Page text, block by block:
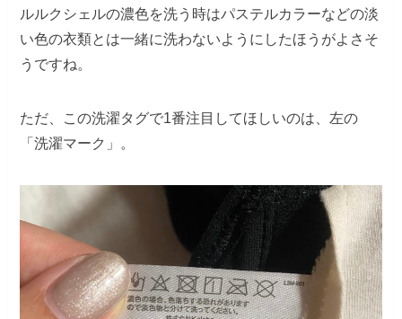
ルルクシェルの濃色を洗う時はパステルカラーなどの淡
い色の衣類とは一緒に洗わないようにしたほうがよさそ
うですね。
ただ、この洗濯タグで1番注目してほしいのは、左の
「洗濯マーク」。